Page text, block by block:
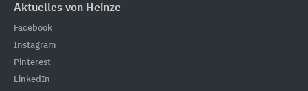
Aktuelles von Heinze
Facebook
Instagram
Pinterest
LinkedIn